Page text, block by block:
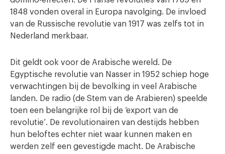
1848 vonden overal in Europa navolging. De invloed
van de Russische revolutie van 1917 was zelfs tot in
Nederland merkbaar.
Dit geldt ook voor de Arabische wereld. De
Egyptische revolutie van Nasser in 1952 schiep hoge
verwachtingen bij de bevolking in veel Arabische
landen. De radio (de Stem van de Arabieren) speelde
toen een belangrijke rol bij de ‘export van de
revolutie’. De revolutionairen van destijds hebben
hun beloftes echter niet waar kunnen maken en
werden zelf een gevestigde macht. De Arabische